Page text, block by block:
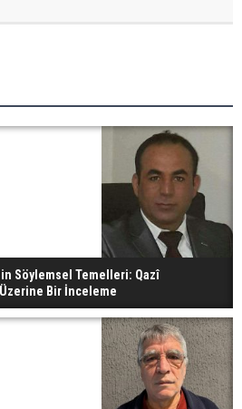
Söylemsel Temelleri: Qazî
Bir İnceleme